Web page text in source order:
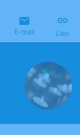
E-mail Lien